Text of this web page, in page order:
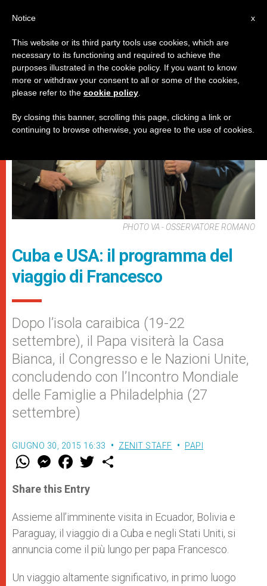
PAPI
PHOTO VA - OSSERVATORE ROMANO
Cuba e USA: il programma del
viaggio di Francesco
Dopo l’isola caraibica (19-22
settembre), il Papa visiterà la Casa
Bianca, il Congresso e le Nazioni Unite,
concludendo con l’Incontro Mondiale
delle Famiglie a Philadelphia (27
settembre)
GIUGNO 30, 2015 16:33 ZENIT STAFF PAPI
W
t
s
p
p
M
e
s
e
g
e
r
F
a
e
b
o
k
w
r
Share this Entry
Assieme all’imminente visita in Ecuador, Bolivia e
Paraguay, il viaggio di a Cuba e negli Stati Uniti, si
annuncia come il più lungo per papa Francesco.
Un viaggio altamente significativo, in primo luogo
x
Notice
This website or its third party tools use cookies, which are
necessary to its functioning and required to achieve the
purposes illustrated in the cookie policy. If you want to know
more or withdraw your consent to all or some of the cookies,
please refer to the cookie policy
By closing this banner, scrolling this page, clicking a link or
continuing to browse otherwise, you agree to the use of cookies.